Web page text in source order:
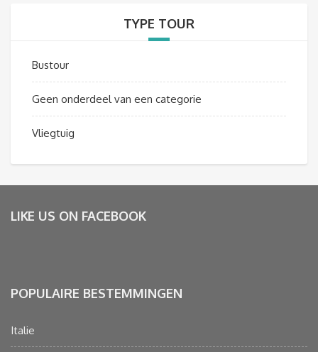
TYPE TOUR
Bustour
Geen onderdeel van een categorie
Vliegtuig
LIKE US ON FACEBOOK
POPULAIRE BESTEMMINGEN
Italie